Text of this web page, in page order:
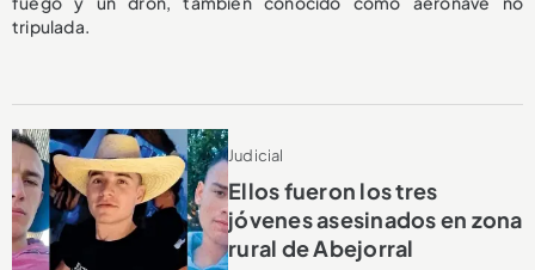
tripulada.
Judicial
Ellos fueron los tres
jóvenes asesinados en zona
rural de Abejorral